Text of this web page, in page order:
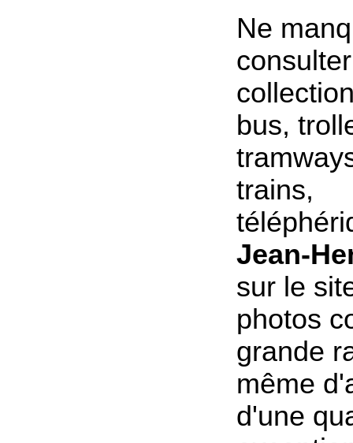
Ne
bus,
trains,
Jean-
sur le
photos
grande
même
d'une